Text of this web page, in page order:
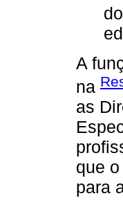
A
na
as
que
para